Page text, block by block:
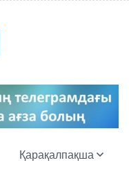
Қарақалпақша